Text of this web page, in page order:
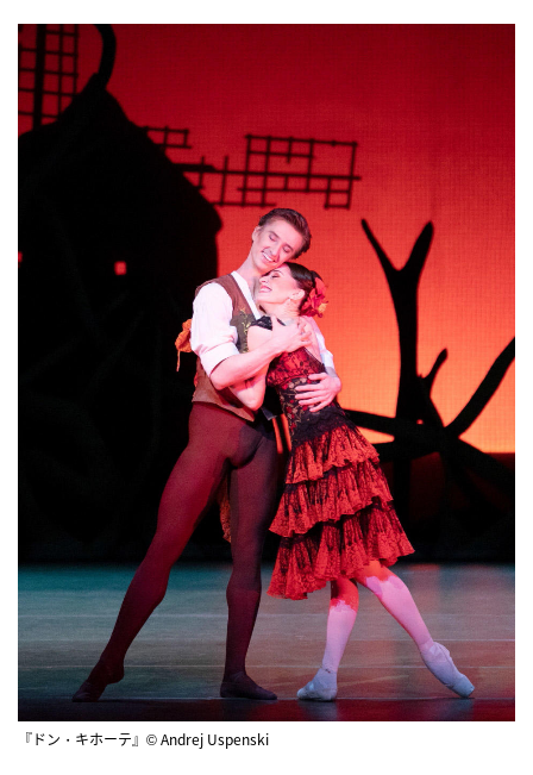
『ドン・キホーテ』© Andrej Uspenski